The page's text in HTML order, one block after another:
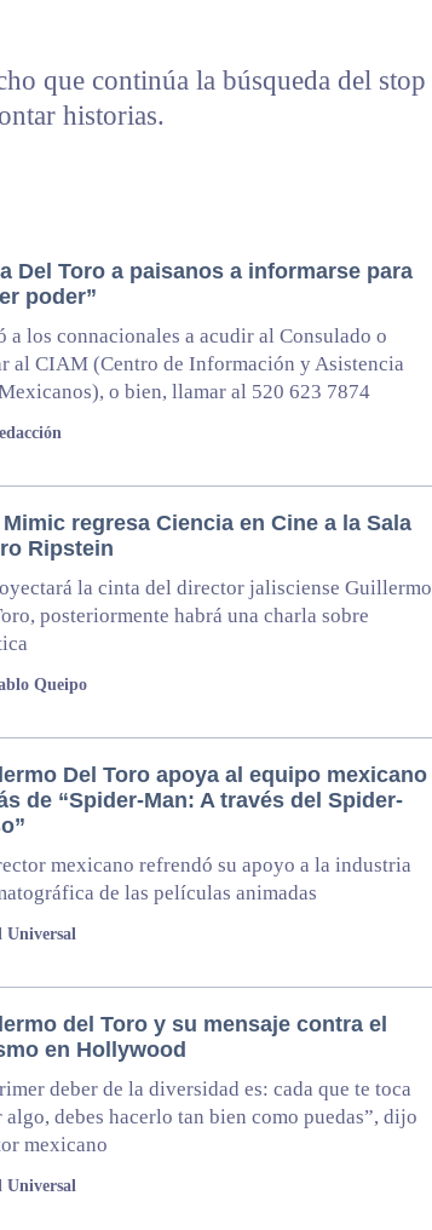
que continúa la búsqueda del stop
historias.
Del Toro a paisanos a informarse para
poder”
a los connacionales a acudir al Consulado o
al CIAM (Centro de Información y Asistencia
o bien, llamar al 520 623 7874
regresa Ciencia en Cine a la Sala
Ripstein
la cinta del director jalisciense Guillermo
posteriormente habrá una charla sobre
Queipo
Del Toro apoya al equipo mexicano
de “Spider-Man: A través del Spider-
mexicano refrendó su apoyo a la industria
de las películas animadas
Universal
del Toro y su mensaje contra el
en Hollywood
deber de la diversidad es: cada que te toca
algo, debes hacerlo tan bien como puedas”, dijo
mexicano
Universal